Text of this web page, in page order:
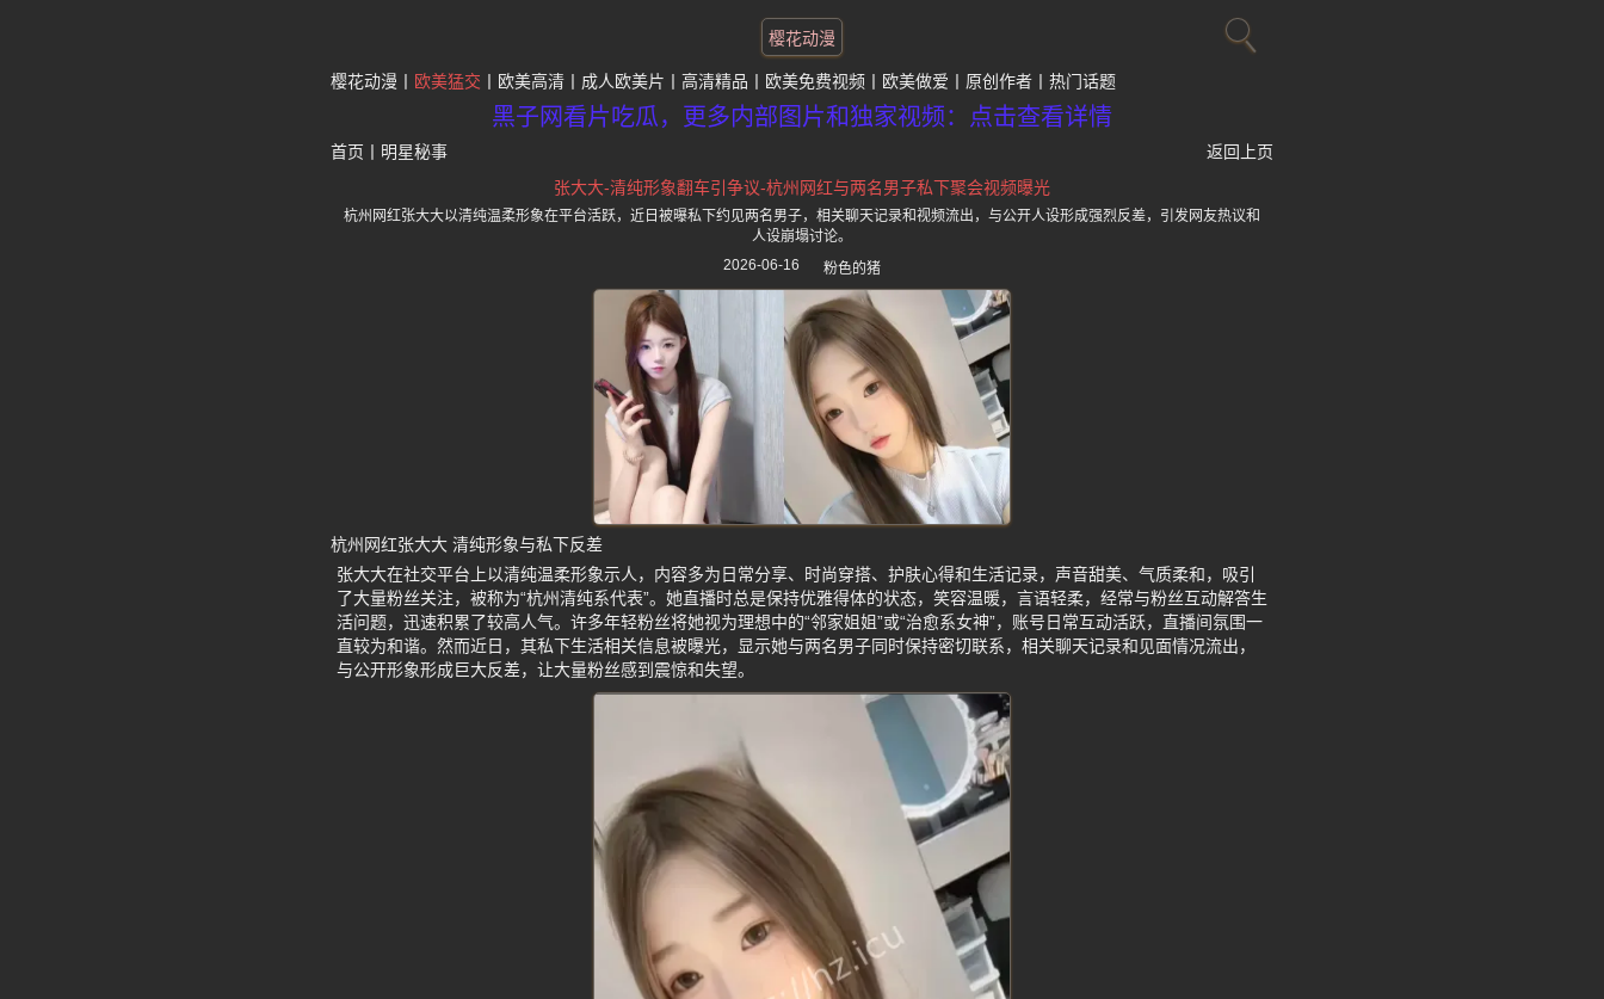
樱花动漫
樱花动漫 欧美猛交 欧美高清 成人欧美片 高清精品 欧美免费视频 欧美做爱 原创作者 热门话题
黑子网看片吃瓜，更多内部图片和独家视频：点击查看详情
首页 明星秘事
返回上页
张大大-清纯形象翻车引争议-杭州网红与两名男子私下聚会视频曝光
杭州网红张大大以清纯温柔形象在平台活跃，近日被曝私下约见两名男子，相关聊天记录和视频流出，与公开人设形成强烈反差，引发网友热议和
人设崩塌讨论。
2026-06-16
粉色的猪
杭州网红张大大 清纯形象与私下反差
张大大在社交平台上以清纯温柔形象示人，内容多为日常分享、时尚穿搭、护肤心得和生活记录，声音甜美、气质柔和，吸引
了大量粉丝关注，被称为“杭州清纯系代表”。她直播时总是保持优雅得体的状态，笑容温暖，言语轻柔，经常与粉丝互动解答生
活问题，迅速积累了较高人气。许多年轻粉丝将她视为理想中的“邻家姐姐”或“治愈系女神”，账号日常互动活跃，直播间氛围一
直较为和谐。然而近日，其私下生活相关信息被曝光，显示她与两名男子同时保持密切联系，相关聊天记录和见面情况流出，
与公开形象形成巨大反差，让大量粉丝感到震惊和失望。